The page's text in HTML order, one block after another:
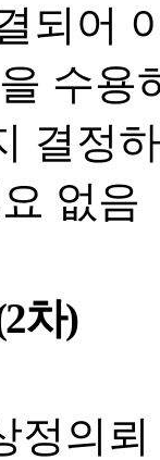
되어
수용
결정
없음
차)
정의